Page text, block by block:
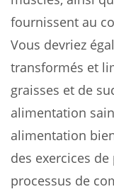
fournissent au
Vous devriez
transformés et
graisses et de
alimentation
alimentation
des exercices
processus de